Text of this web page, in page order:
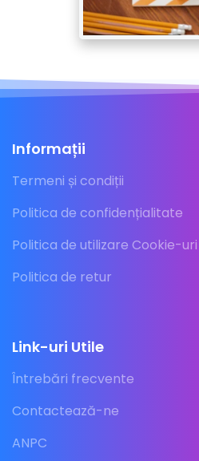
Informații
Termeni și condiții
Politica de confidențialitate
Politica de utilizare Cookie-uri
Politica de retur
Link-uri Utile
Întrebări frecvente
Contactează-ne
ANPC